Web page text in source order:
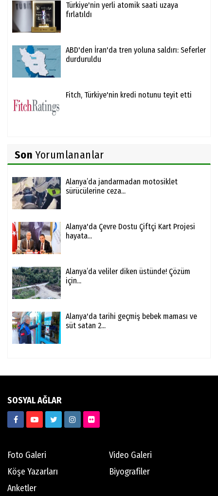
Türkiye'nin yerli atomik saati uzaya
fırlatıldı
ABD'den İran'da tren yoluna saldırı: Seferler
durduruldu
Fitch, Türkiye'nin kredi notunu teyit etti
Son Yorumlananlar
Alanya’da jandarmadan motosiklet
sürücülerine ceza...
Alanya'da Çevre Dostu Çiftçi Kart Projesi
hayata...
Alanya’da veliler diken üstünde! Çözüm
için...
Alanya'da tarihi geçmiş bebek maması ve
süt satan 2...
SOSYAL AĞLAR
Foto Galeri
Video Galeri
Köşe Yazarları
Biyografiler
Anketler